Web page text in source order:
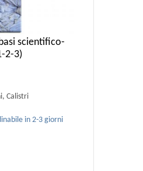
scientifico-
2-3)
Calistri
in 2-3 giorni